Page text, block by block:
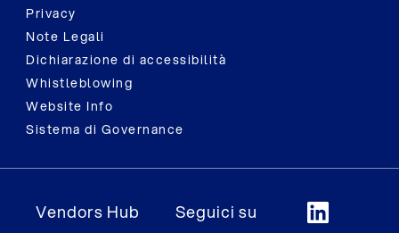
Privacy
Note Legali
Dichiarazione di accessibilità
Whistleblowing
Website Info
Sistema di Governance
Vendors Hub Seguici su